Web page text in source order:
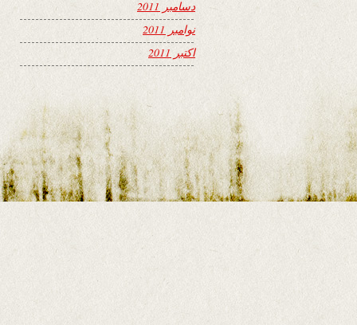
دسامبر 2011
نوامبر 2011
اکتبر 2011